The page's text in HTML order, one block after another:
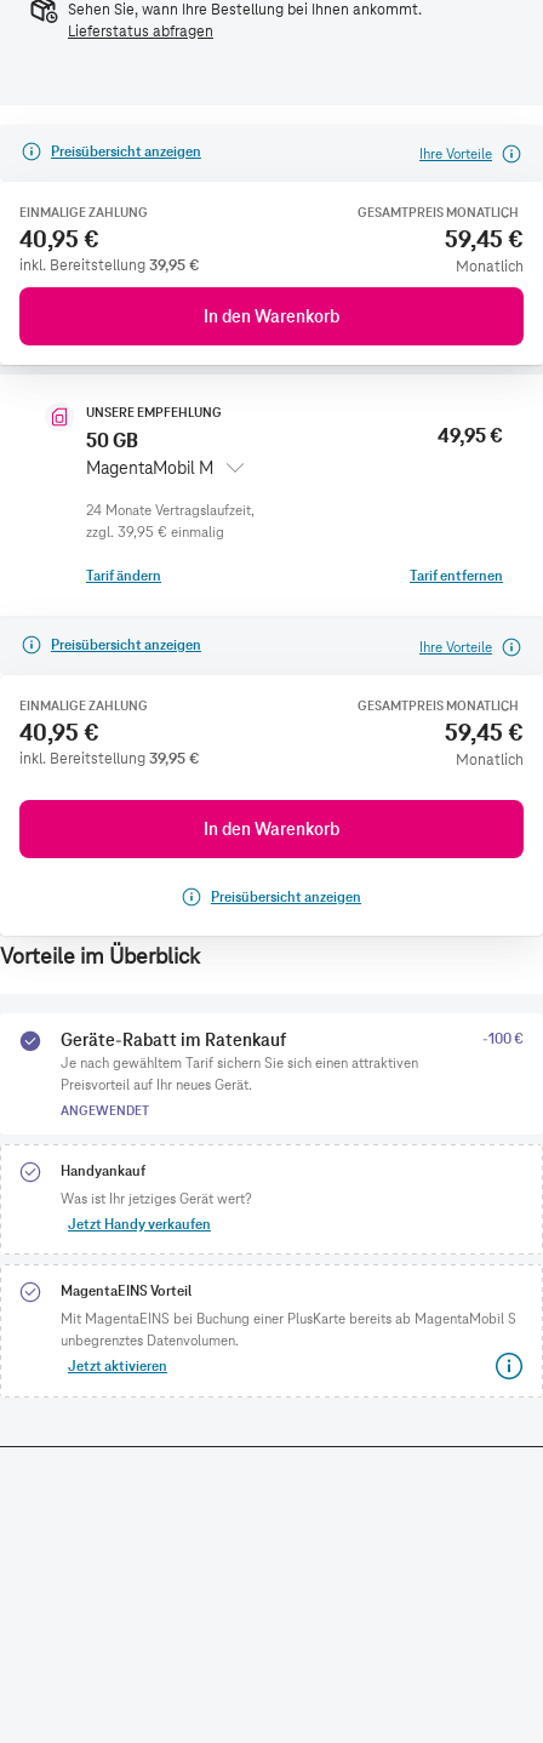
Sehen Sie, wann Ihre Bestellung bei Ihnen ankommt.
Lieferstatus abfragen
Preisübersicht anzeigen Ihre Vorteile
EINMALIGE ZAHLUNG
40,95 €
inkl. Bereitstellung39,95€
GESAMTPREIS MONATLICH
59,45 €
Monatlich
In den Warenkorb
UNSERE EMPFEHLUNG
50 GB
MagentaMobil M
49,95 €
zzgl. 39,95 € einmalig
Tarif ändern Tarif entfernen
Preisübersicht anzeigen Ihre Vorteile
EINMALIGE ZAHLUNG
40,95 €
inkl. Bereitstellung39,95€
GESAMTPREIS MONATLICH
59,45 €
Monatlich
In den Warenkorb
Preisübersicht anzeigen
Vorteile im Überblick
Geräte-Rabatt im Ratenkauf
Je nach gewähltem Tarif sichern Sie sich einen attraktiven
Preisvorteil auf Ihr neues Gerät.
ANGEWENDET
-100 €
Handyankauf
Was ist Ihr jetziges Gerät wert?
Jetzt Handy verkaufen
MagentaEINS Vorteil
Mit MagentaEINS bei Buchung einer PlusKarte bereits ab MagentaMobil S
unbegrenztes Datenvolumen.
Jetzt aktivieren